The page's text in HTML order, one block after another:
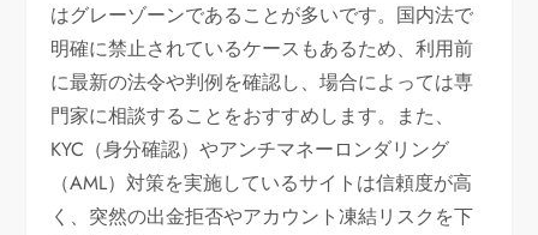
はグレーゾーンであることが多いです。国内法で
明確に禁止されているケースもあるため、利用前
に最新の法令や判例を確認し、場合によっては専
門家に相談することをおすすめします。また、
KYC（身分確認）やアンチマネーロンダリング
（AML）対策を実施しているサイトは信頼度が高
く、突然の出金拒否やアカウント凍結リスクを下